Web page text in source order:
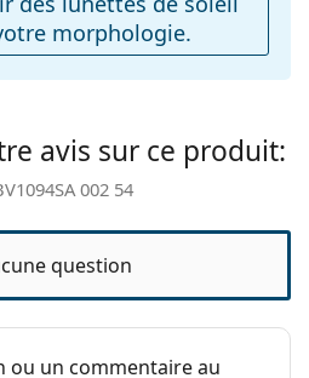
de soleil
morphologie.
avis sur ce produit:
002 54
question
ou un commentaire au